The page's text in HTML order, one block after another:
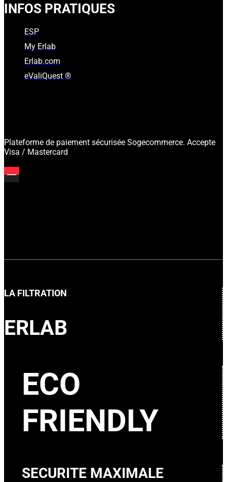
INFOS PRATIQUES
ESP
My Erlab
Erlab.com
eValiQuest ®
Plateforme de paiement sécurisée Sogecommerce. Accepte
Visa / Mastercard
LA FILTRATION
ERLAB
ECO
FRIENDLY
SECURITE MAXIMALE